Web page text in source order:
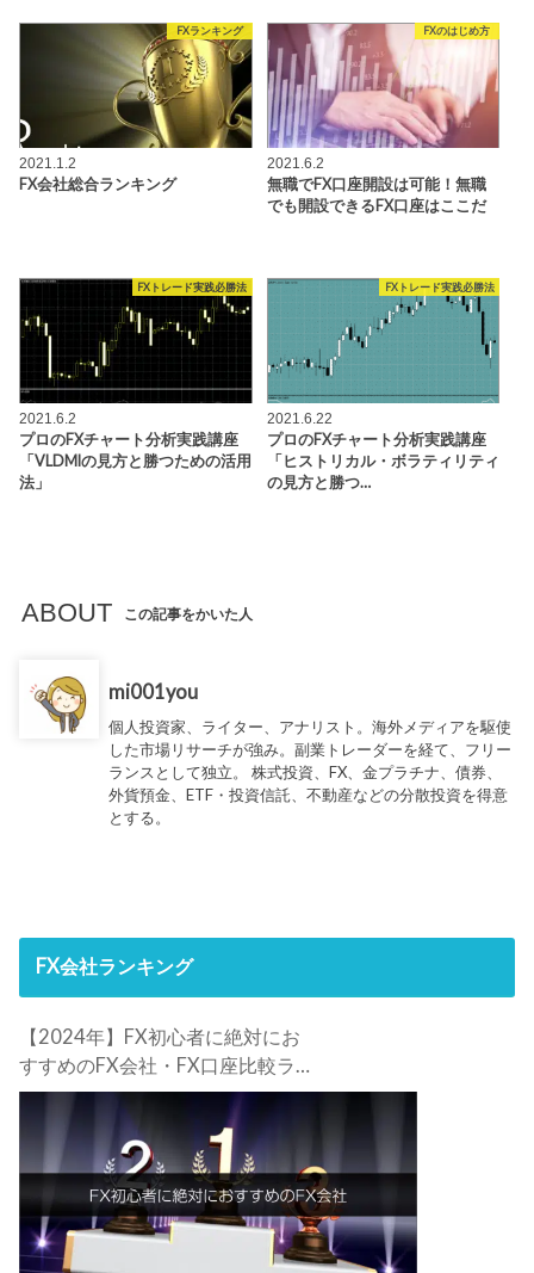
FXランキング
2021.1.2
FX会社総合ランキング
FXのはじめ方
2021.6.2
無職でFX口座開設は可能！無職
でも開設できるFX口座はここだ
FXトレード実践必勝法
2021.6.2
プロのFXチャート分析実践講座
「VLDMIの見方と勝つための活用
法」
FXトレード実践必勝法
2021.6.22
プロのFXチャート分析実践講座
「ヒストリカル・ボラティリティ
の見方と勝つ…
ABOUT この記事をかいた人
mi001you
個人投資家、ライター、アナリスト。海外メディアを駆使
した市場リサーチが強み。副業トレーダーを経て、フリー
ランスとして独立。 株式投資、FX、金プラチナ、債券、
外貨預金、ETF・投資信託、不動産などの分散投資を得意
とする。
FX会社ランキング
【2024年】FX初心者に絶対にお
すすめのFX会社・FX口座比較ラン
キング。FX初心者におすすめの理
由・注意点も合わせて解説しま
す！